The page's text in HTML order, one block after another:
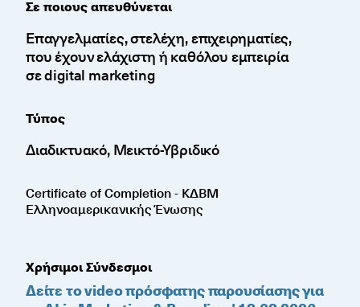
Σε ποιους απευθύνεται
Επαγγελματίες, στελέχη, επιχειρηματίες,
που έχουν ελάχιστη ή καθόλου εμπειρία
σε digital marketing
Τύπος
Διαδικτυακό, Μεικτό-Υβριδικό
Certificate of Completion - ΚΔΒΜ
Ελληνοαμερικανικής Ένωσης
Χρήσιμοι Σύνδεσμοι
Δείτε το video πρόσφατης παρουσίασης για